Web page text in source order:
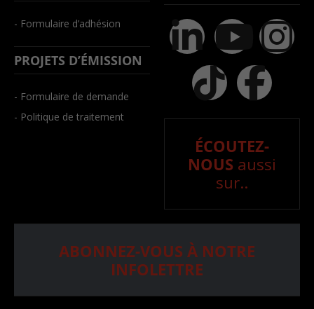
- Formulaire d’adhésion
PROJETS D’ÉMISSION
- Formulaire de demande
- Politique de traitement
ÉCOUTEZ-
NOUS aussi
sur..
ABONNEZ-VOUS À NOTRE
INFOLETTRE